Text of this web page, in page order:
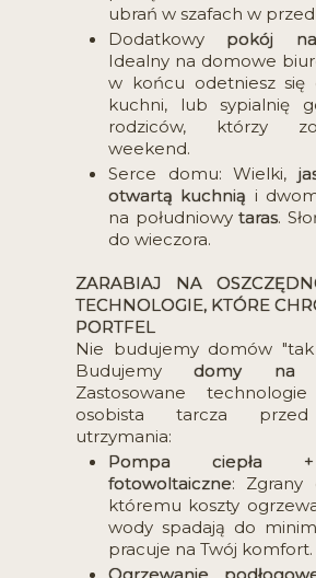
ubrań w szafach w
Dodatkowy pokój
Idealny na domowe
w końcu odetniesz się
kuchni, lub sypialnię
rodziców, którzy
weekend.
Serce domu: Wielki,
otwartą kuchnią i
na południowytaras.
do wieczora.
ZARABIAJ NA
TECHNOLOGIE, KTÓRE
PORTFEL
Nie budujemy domów "tak
Budujemydomy na
Zastosowane
osobista tarcza przed
utrzymania:
Pompa ciepła
fotowoltaiczne: Zgrany
któremu koszty
wody spadają do
pracuje na Twój komfort.